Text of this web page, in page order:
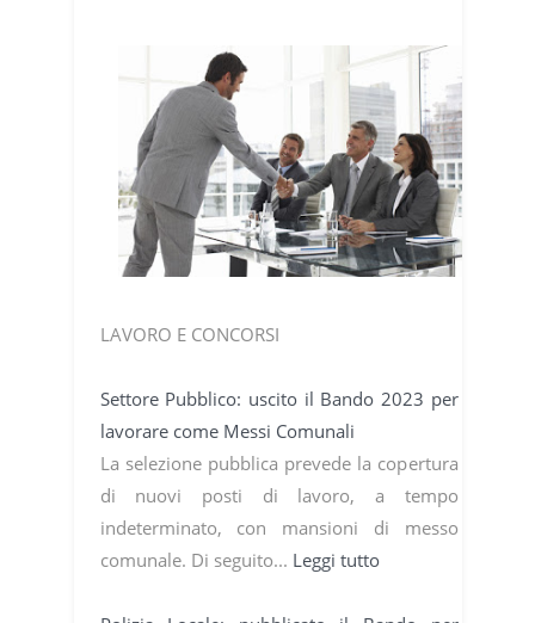
LAVORO E CONCORSI
Settore Pubblico: uscito il Bando 2023 per
lavorare come Messi Comunali
La selezione pubblica prevede la copertura
di nuovi posti di lavoro, a tempo
indeterminato, con mansioni di messo
comunale. Di seguito... Leggi tutto